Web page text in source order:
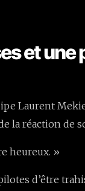
et une
Laurent
la réaction de
heureux. »
d’être